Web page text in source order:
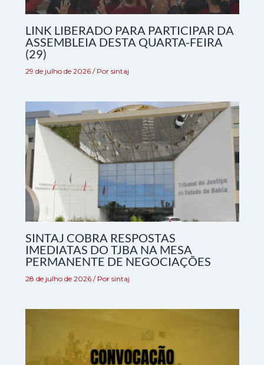
LINK LIBERADO PARA PARTICIPAR DA
ASSEMBLEIA DESTA QUARTA-FEIRA
(29)
29 de julho de 2026 / Por sintaj
SINTAJ COBRA RESPOSTAS
IMEDIATAS DO TJBA NA MESA
PERMANENTE DE NEGOCIAÇÕES
28 de julho de 2026 / Por sintaj